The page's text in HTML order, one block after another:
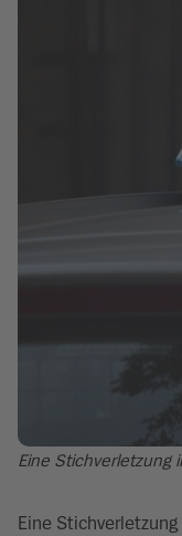
Eine Stichverletzung
Eine